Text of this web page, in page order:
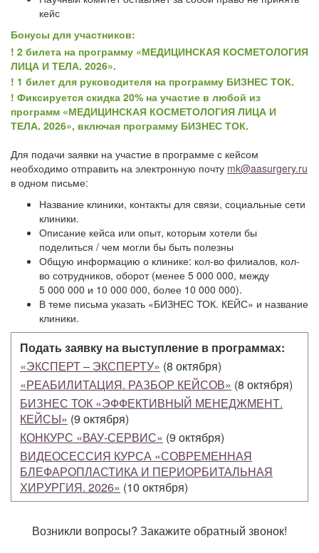
кейс
Бонусы для участников:
! 2 билета на программу «МЕДИЦИНСКАЯ КОСМЕТОЛОГИЯ
ЛИЦА И ТЕЛА. 2026».
! 1 билет для руководителя на программу БИЗНЕС ТОК.
! Фиксируется скидка 20% на участие в любой из
программ «МЕДИЦИНСКАЯ КОСМЕТОЛОГИЯ ЛИЦА И
ТЕЛА. 2026», включая программу БИЗНЕС ТОК.
Для подачи заявки на участие в программе с кейсом
необходимо отправить на электронную почту mk@aasurgery.ru
в одном письме:
Название клиники, контакты для связи, социальные сети
клиники.
Описание кейса или опыт, которым хотели бы
поделиться / чем могли бы быть полезны
Общую информацию о клинике: кол-во филиалов, кол-
во сотрудников, оборот (менее 5 000 000, между
5 000 000 и 10 000 000, более 10 000 000).
В теме письма указать «БИЗНЕС ТОК. КЕЙС» и название
клиники.
Подать заявку на выступление в программах:
«ЭКСПЕРТ – ЭКСПЕРТУ» (8 октября)
«РЕАБИЛИТАЦИЯ. РАЗБОР КЕЙСОВ» (8 октября)
БИЗНЕС ТОК «ЭФФЕКТИВНЫЙ МЕНЕДЖМЕНТ.
КЕЙСЫ» (9 октября)
КОНКУРС «ВАУ-СЕРВИС» (9 октября)
ВИДЕОСЕССИЯ КУРСА «СОВРЕМЕННАЯ
БЛЕФАРОПЛАСТИКА И ПЕРИОРБИТАЛЬНАЯ
ХИРУРГИЯ. 2026» (10 октября)
Возникли вопросы? Закажите обратный звонок!